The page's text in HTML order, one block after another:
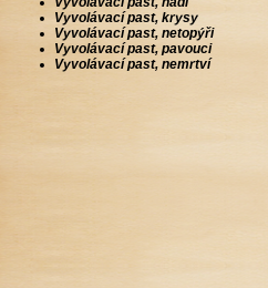
Vyvolávací past, krysy
Vyvolávací past, netopýři
Vyvolávací past, pavouci
Vyvolávací past, nemrtví